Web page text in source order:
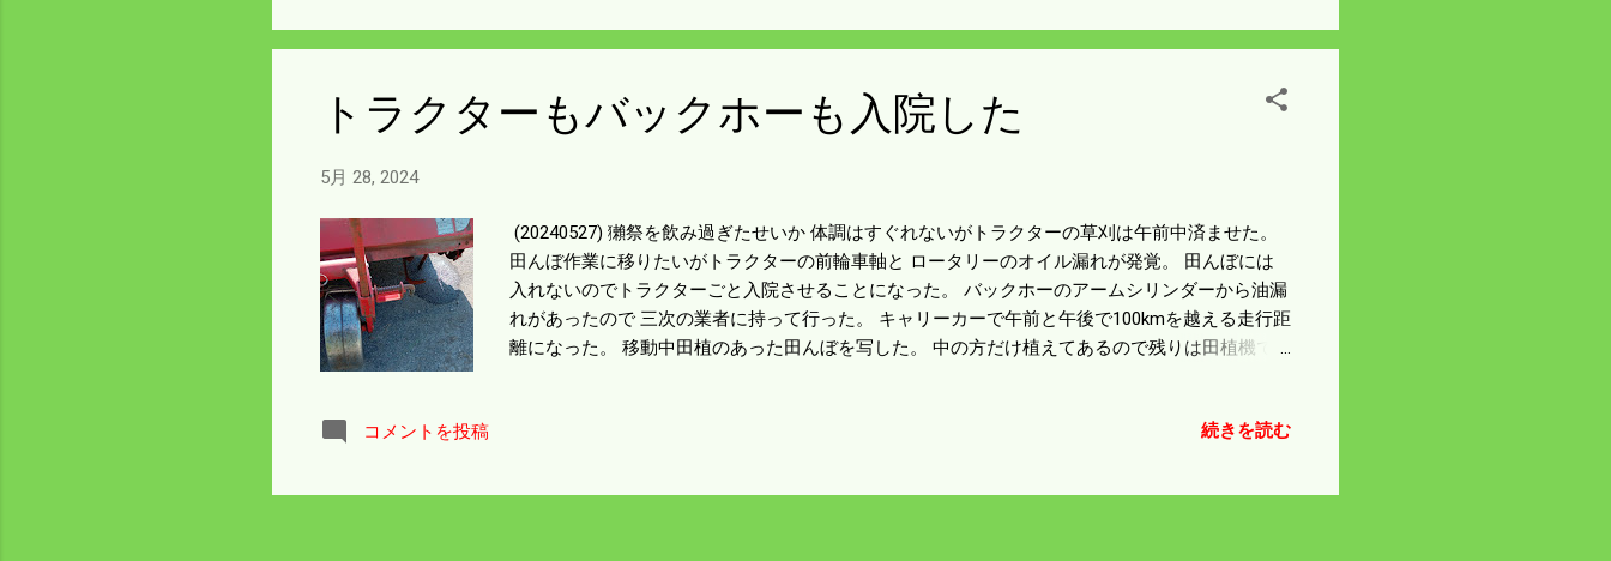
トラクターもバックホーも入院した
5月 28, 2024
(20240527) 獺祭を飲み過ぎたせいか 体調はすぐれないがトラクターの草刈は午前中済ませた。
田んぼ作業に移りたいがトラクターの前輪車軸と ロータリーのオイル漏れが発覚。 田んぼには
入れないのでトラクターごと入院させることになった。 バックホーのアームシリンダーから油漏
れがあったので 三次の業者に持って行った。 キャリーカーで午前と午後で100kmを越える走行距
離になった。 移動中田植のあった田んぼを写した。 中の方だけ植えてあるので残りは田植機で
た。 勝手に載せていいのかはわからんが イベントのことなんで問題ないだろう。 この後田んぼ
かきのつなでは男、田植をする早乙女は女という 常識は無くなるのかもしれんな。
コメントを投稿 続きを読む